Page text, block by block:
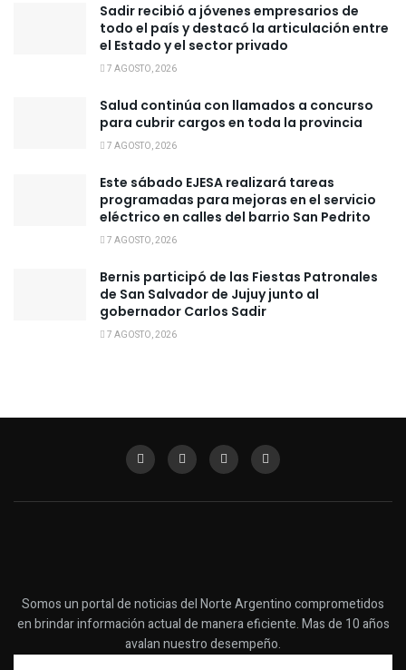
Sadir recibió a jóvenes empresarios de
todo el país y destacó la articulación entre
el Estado y el sector privado
7 AGOSTO, 2026
Salud continúa con llamados a concurso
para cubrir cargos en toda la provincia
7 AGOSTO, 2026
Este sábado EJESA realizará tareas
programadas para mejoras en el servicio
eléctrico en calles del barrio San Pedrito
7 AGOSTO, 2026
Bernis participó de las Fiestas Patronales
de San Salvador de Jujuy junto al
gobernador Carlos Sadir
7 AGOSTO, 2026
Somos un portal de noticias del Norte Argentino comprometidos
en brindar información actual de manera eficiente. Mas de 10 años
avalan nuestro desempeño.